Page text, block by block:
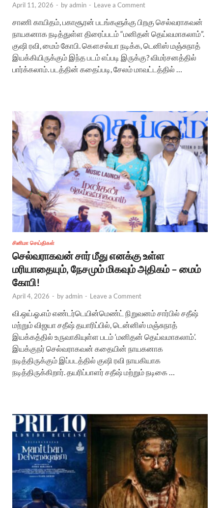
April 11, 2026 - byadmin - Leave a Comment
சாணி காயிதம், பகாசூரன் படங்களுக்கு பிறகு செல்வராகவன்
நாயகனாக நடித்துள்ள திரைப்படம் “மனிதன் தெய்வமாகலாம்”.
குஷி ரவி, மைம் கோபி. கௌசல்யா நடிக்க, டெனிஸ் மஞ்சுநாத்
இயக்கியிருக்கும் இந்த படம் எப்படி இருக்கு? விமர்சனத்தில்
பார்க்கலாம். படத்தின் கதைப்படி, சேலம் மாவட்டத்தில் …
சினிமா செய்திகள்
செல்வராகவன் சார் மீது எனக்கு உள்ள
மரியாதையும், நேசமும் மிகவும் அதிகம் – மைம்
கோபி!
April 4, 2026 - byadmin - Leave a Comment
வி.ஒய்.ஓ.எம் எண்டர்டெயின்மெண்ட் நிறுவனம் சார்பில் சதீஷ்
மற்றும் விஜயா சதீஷ் தயாரிப்பில், டென்னிஸ் மஞ்சுநாத்
இயக்கத்தில் உருவாகியுள்ள படம் ‘மனிதன் தெய்வமாகலாம்’.
இயக்குநர் செல்வராகவன் கதையின் நாயகனாக
நடித்திருக்கும் இப்படத்தில் குஷி ரவி நாயகியாக
நடித்திருக்கிறார். தயரிப்பாளர் சதீஷ் மற்றும் நடிகை …